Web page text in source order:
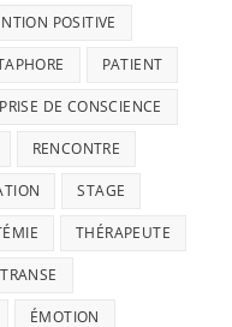
POSITIVE
PATIENT
PRISE DE CONSCIENCE
RENCONTRE
STAGE
THÉRAPEUTE
TRANSE
ÉMOTION